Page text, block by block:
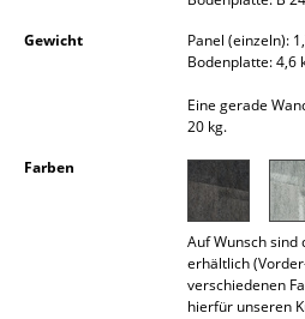
Bodenleuchten
Outdoor-Leuchten
Gewicht
Panel (einzeln):
Bodenplatte: 4,6
Eine gerade
20 kg.
Farben
Auf Wunsch sind
erhältlich
verschiedenen
hierfür unseren